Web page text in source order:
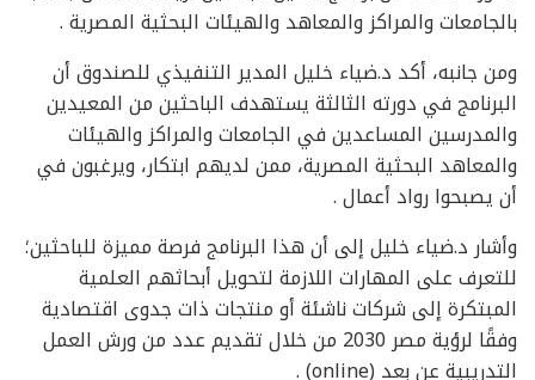
بالجامعات والمراكز والمعاهد والهيئات البحثية المصرية .
ومن جانبه، أكد د.ضياء خليل المدير التنفيذي للصندوق أن
البرنامج في دورته الثالثة يستهدف الباحثين من المعيدين
والمدرسين المساعدين في الجامعات والمراكز والهيئات
والمعاهد البحثية المصرية، ممن لديهم ابتكار، ويرغبون في
أن يصبحوا رواد أعمال .
وأشار د.ضياء خليل إلى أن هذا البرنامج فرصة مميزة للباحثين؛
للتعرف على المهارات اللازمة لتحويل أبحاثهم العلمية
المبتكرة إلى شركات ناشئة أو منتجات ذات جدوى اقتصادية
وفقًا لرؤية مصر 2030 من خلال تقديم عدد من ورش العمل
التدريبية عن بعد (online) .